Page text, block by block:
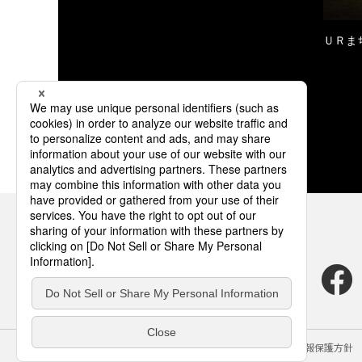
ＵＲ
サイトのご利用にあたって クッキーポリシー 個人情報保護方針